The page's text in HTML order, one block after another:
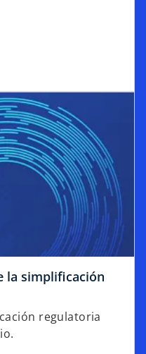
la simplificación
regulatoria